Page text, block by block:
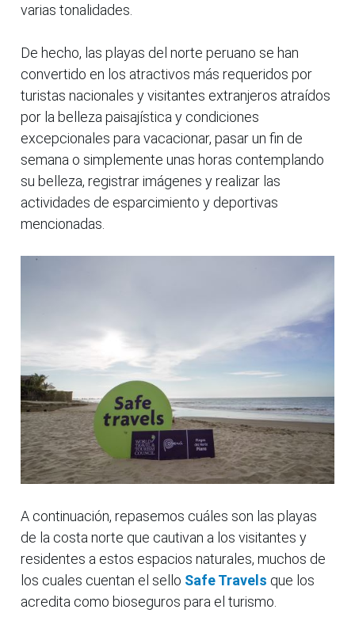
varias tonalidades.
De hecho, las playas del norte peruano se han
convertido en los atractivos más requeridos por
turistas nacionales y visitantes extranjeros atraídos
por la belleza paisajística y condiciones
excepcionales para vacacionar, pasar un fin de
semana o simplemente unas horas contemplando
su belleza, registrar imágenes y realizar las
actividades de esparcimiento y deportivas
mencionadas.
A continuación, repasemos cuáles son las playas
de la costa norte que cautivan a los visitantes y
residentes a estos espacios naturales, muchos de
los cuales cuentan el sello Safe Travels que los
acredita como bioseguros para el turismo.